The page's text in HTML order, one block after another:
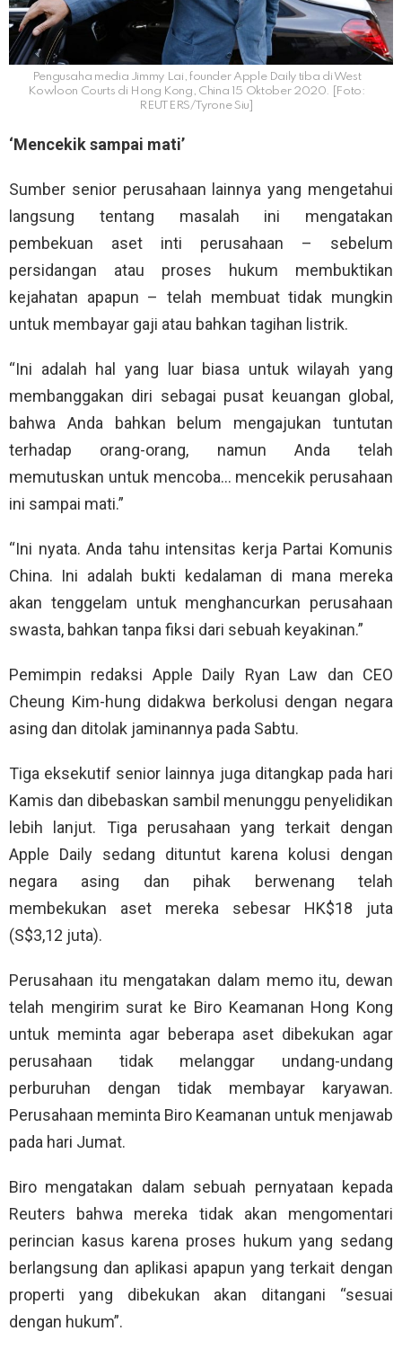
Pengusaha media Jimmy Lai, founder Apple Daily tiba di West
Kowloon Courts di Hong Kong, China 15 Oktober 2020. [Foto:
REUTERS/Tyrone Siu]
‘Mencekik sampai mati’
Sumber senior perusahaan lainnya yang mengetahui
langsung tentang masalah ini mengatakan
pembekuan aset inti perusahaan – sebelum
persidangan atau proses hukum membuktikan
kejahatan apapun – telah membuat tidak mungkin
untuk membayar gaji atau bahkan tagihan listrik.
“Ini adalah hal yang luar biasa untuk wilayah yang
membanggakan diri sebagai pusat keuangan global,
bahwa Anda bahkan belum mengajukan tuntutan
terhadap orang-orang, namun Anda telah
memutuskan untuk mencoba… mencekik perusahaan
ini sampai mati.”
“Ini nyata. Anda tahu intensitas kerja Partai Komunis
China. Ini adalah bukti kedalaman di mana mereka
akan tenggelam untuk menghancurkan perusahaan
swasta, bahkan tanpa fiksi dari sebuah keyakinan.”
Pemimpin redaksi Apple Daily Ryan Law dan CEO
Cheung Kim-hung didakwa berkolusi dengan negara
asing dan ditolak jaminannya pada Sabtu.
Tiga eksekutif senior lainnya juga ditangkap pada hari
Kamis dan dibebaskan sambil menunggu penyelidikan
lebih lanjut. Tiga perusahaan yang terkait dengan
Apple Daily sedang dituntut karena kolusi dengan
negara asing dan pihak berwenang telah
membekukan aset mereka sebesar HK$18 juta
(S$3,12 juta).
Perusahaan itu mengatakan dalam memo itu, dewan
telah mengirim surat ke Biro Keamanan Hong Kong
untuk meminta agar beberapa aset dibekukan agar
perusahaan tidak melanggar undang-undang
perburuhan dengan tidak membayar karyawan.
Perusahaan meminta Biro Keamanan untuk menjawab
pada hari Jumat.
Biro mengatakan dalam sebuah pernyataan kepada
Reuters bahwa mereka tidak akan mengomentari
perincian kasus karena proses hukum yang sedang
berlangsung dan aplikasi apapun yang terkait dengan
properti yang dibekukan akan ditangani “sesuai
dengan hukum”.